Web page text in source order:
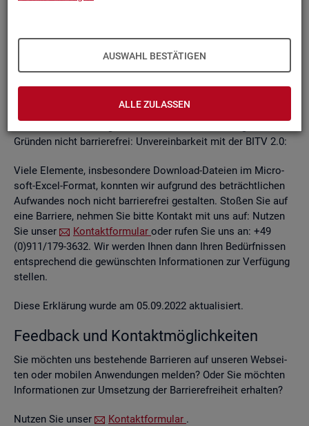
AUSWAHL BESTÄTIGEN
ALLE ZULASSEN
kon­ti­nu­ier­lich durch­ge­führt wer­den.
Die Web­sei­ten sind mit den ge­nann­ten An­for­de­run­gen teil­
Grün­den nicht bar­rie­re­frei: Un­ver­ein­bar­keit mit der BITV 2.0:
Viele Ele­men­te, ins­be­son­de­re Down­load-Da­tei­en im Mi­cro­
soft-Excel-For­mat, konn­ten wir auf­grund des be­trächt­li­chen
Auf­wan­des noch nicht bar­rie­re­frei ge­stal­ten. Sto­ßen Sie auf
eine Bar­rie­re, neh­men Sie bitte Kon­takt mit uns auf: Nut­zen
Sie unser
Kon­takt­for­mu­lar oder rufen Sie uns an: +49
(0)911/179-3632. Wir wer­den Ihnen dann Ihren Be­dürf­nis­sen
ent­spre­chend die ge­wünsch­ten In­for­ma­tio­nen zur Ver­fü­gung
stel­len.
Diese Er­klä­rung wurde am 05.09.2022 ak­tua­li­siert.
Feed­back und Kon­takt­mög­lich­kei­ten
Sie möch­ten uns be­stehen­de Bar­rie­ren auf un­se­ren Web­sei­
ten oder mo­bi­len An­wen­dun­gen mel­den? Oder Sie möch­ten
In­for­ma­tio­nen zur Um­set­zung der Bar­rie­re­frei­heit er­hal­ten?
Nut­zen Sie unser Kon­takt­for­mu­lar .